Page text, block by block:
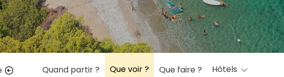
Quand partir ? Que voir ? Que faire ? Hôtels
Février Mars Avril Mai Juin Juillet Août
Septembre
Novembre Décembre